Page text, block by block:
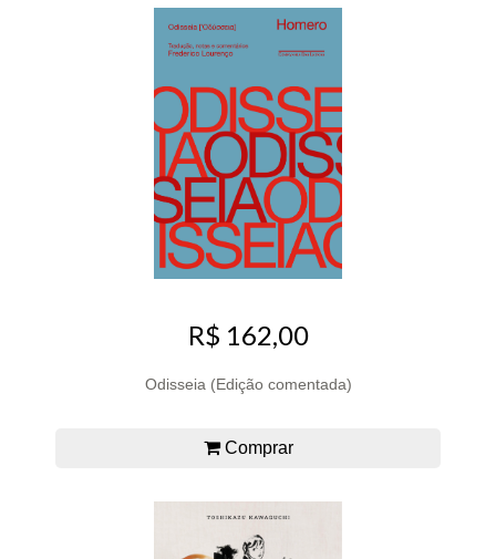
R$ 162,00
Odisseia (Edição comentada)
Comprar